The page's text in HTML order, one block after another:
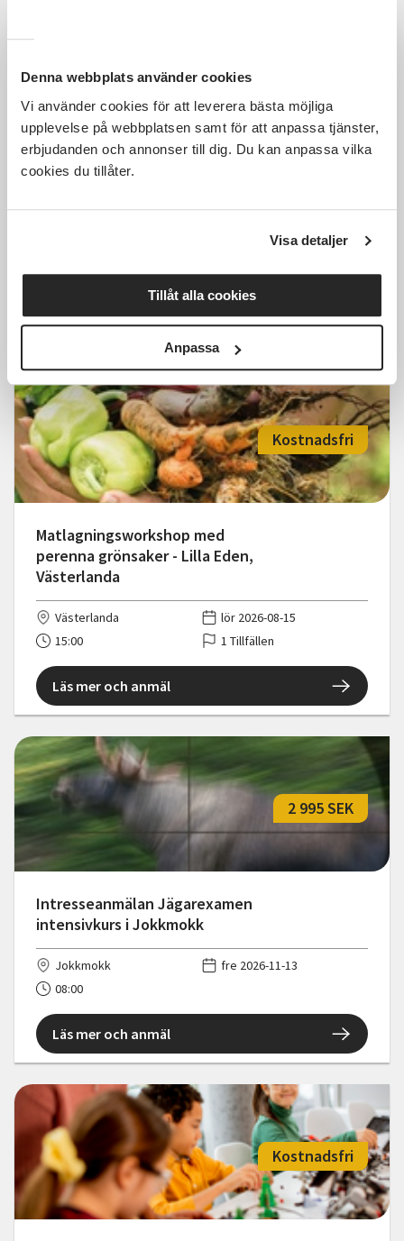
Denna webbplats använder cookies
Vi använder cookies för att leverera bästa möjliga
upplevelse på webbplatsen samt för att anpassa tjänster,
erbjudanden och annonser till dig. Du kan anpassa vilka
cookies du tillåter.
Visa detaljer
Tillåt alla cookies
Anpassa
Introkurs i permakultur
1 000 SEK
fre 2026-10-16
10:00
1 Tillfällen
Läs mer och anmäl
Matlagningsworkshop med
perenna grönsaker - Lilla Eden,
Västerlanda
Kostnadsfri
Västerlanda
lör 2026-08-15
15:00
1 Tillfällen
Läs mer och anmäl
Intresseanmälan Jägarexamen
intensivkurs i Jokkmokk
2 995 SEK
Jokkmokk
fre 2026-11-13
08:00
Läs mer och anmäl
Kostnadsfri